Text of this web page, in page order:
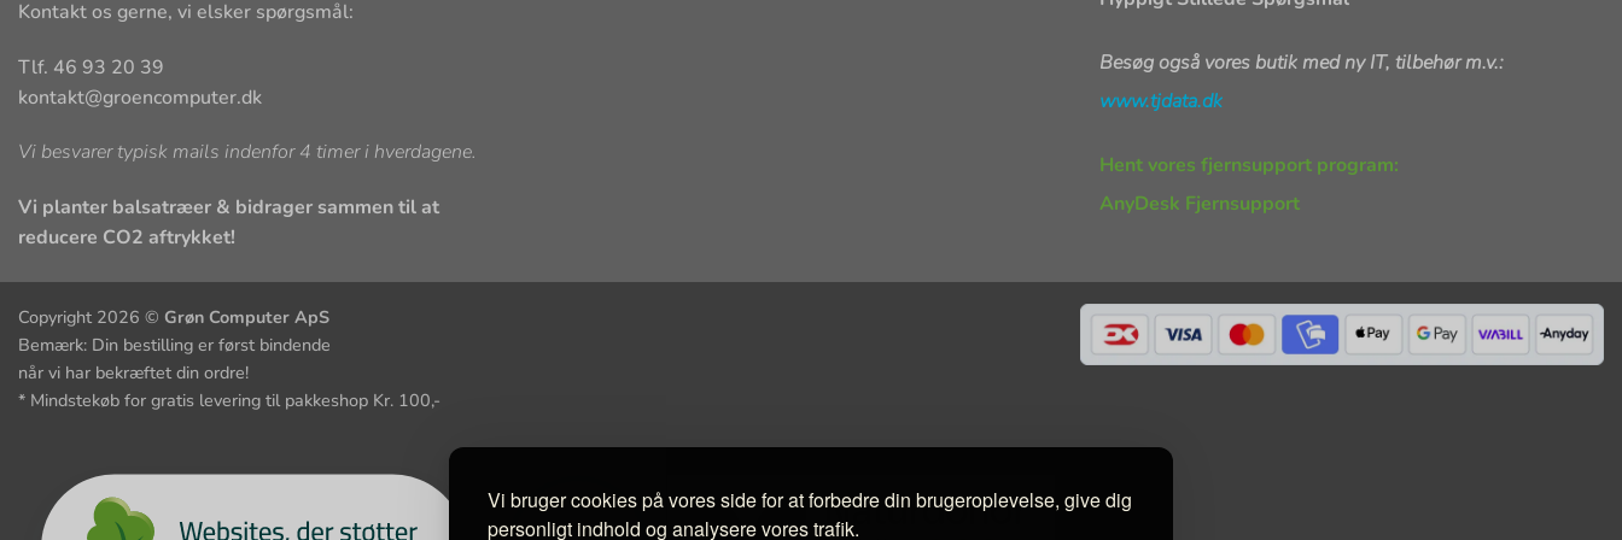
Vi bruger cookies på vores side for at forbedre din brugeroplevelse, give dig
personligt indhold og analysere vores trafik.
Kontakt os gerne, vi elsker spørgsmål:
Tlf. 46 93 20 39
kontakt@groencomputer.dk
Vi besvarer typisk mails indenfor 4 timer i hverdagene.
Vi planter balsatræer & bidrager sammen til at
reducere CO2 aftrykket!
Besøg også vores butik med ny IT, tilbehør m.v.:
www.tjdata.dk
Hent vores fjernsupport program:
AnyDesk Fjernsupport
Copyright 2026 © Grøn Computer ApS
Bemærk: Din bestilling er først bindende
når vi har bekræftet din ordre!
* Mindstekøb for gratis levering til pakkeshop Kr. 100,-